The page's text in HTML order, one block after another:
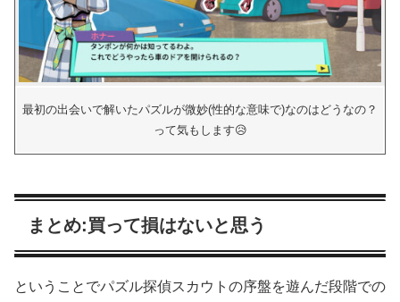
最初の出会いで解いたパズルが微妙(性的な意味で)なのはどうなの？
って気もします😥
まとめ:買って損はないと思う
ということでパズル探偵スカウトの序盤を遊んだ段階での